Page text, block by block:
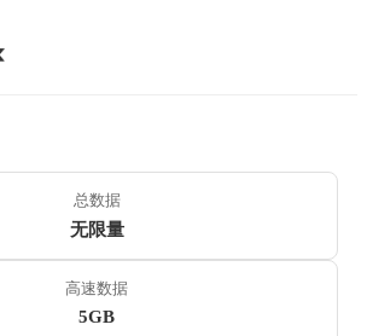
总数据
无限量
高速数据
5GB